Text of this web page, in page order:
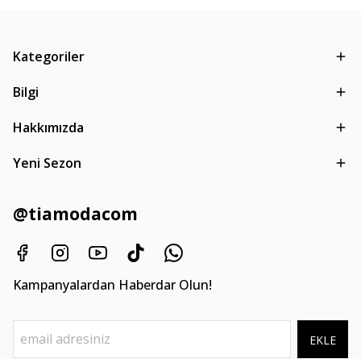
Kategoriler
Bilgi
Hakkımızda
Yeni Sezon
@tiamodacom
Kampanyalardan Haberdar Olun!
EKLE